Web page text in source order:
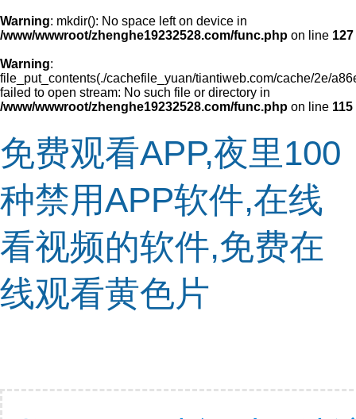
Warning: mkdir(): No space left on device in
/www/wwwroot/zhenghe19232528.com/func.php on line 127
Warning:
file_put_contents(./cachefile_yuan/tiantiweb.com/cache/2e/
failed to open stream: No such file or directory in
/www/wwwroot/zhenghe19232528.com/func.php on line 115
免费观看APP,夜里100
种禁用APP软件,在线
看视频的软件,免费在
线观看黄色片